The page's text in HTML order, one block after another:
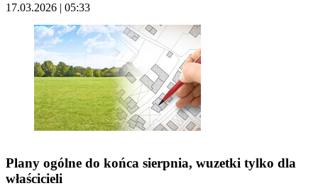
17.03.2026 | 05:33
Plany ogólne do końca sierpnia, wuzetki tylko dla
właścicieli